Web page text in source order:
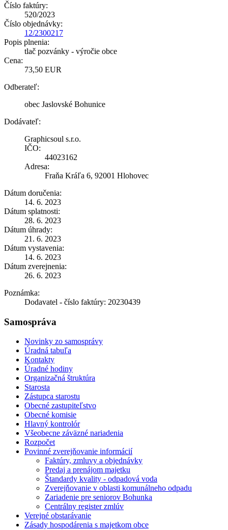
Číslo faktúry:
520/2023
Číslo objednávky:
12/2300217
Popis plnenia:
tlač pozvánky - výročie obce
Cena:
73,50 EUR
Odberateľ:
obec Jaslovské Bohunice
Dodávateľ:
Graphicsoul s.r.o.
IČO:
44023162
Adresa:
Fraňa Kráľa 6, 92001 Hlohovec
Dátum doručenia:
14. 6. 2023
Dátum splatnosti:
28. 6. 2023
Dátum úhrady:
21. 6. 2023
Dátum vystavenia:
14. 6. 2023
Dátum zverejnenia:
26. 6. 2023
Poznámka:
Dodavatel - číslo faktúry: 20230439
Samospráva
Novinky zo samosprávy
Úradná tabuľa
Kontakty
Úradné hodiny
Organizačná štruktúra
Starosta
Zástupca starostu
Obecné zastupiteľstvo
Obecné komisie
Hlavný kontrolór
Všeobecne záväzné nariadenia
Rozpočet
Povinné zverejňovanie informácií
Faktúry, zmluvy a objednávky
Predaj a prenájom majetku
Štandardy kvality - odpadová voda
Zverejňovanie v oblasti komunálneho odpadu
Zariadenie pre seniorov Bohunka
Centrálny register zmlúv
Verejné obstarávanie
Zásady hospodárenia s majetkom obce